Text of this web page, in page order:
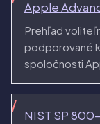
Apple
Prehľad
podporované
spoločnosti
NIST SP